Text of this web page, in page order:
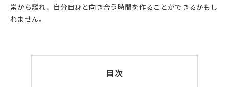
常から離れ、自分自身と向き合う時間を作ることができるかもし
れません。
目次